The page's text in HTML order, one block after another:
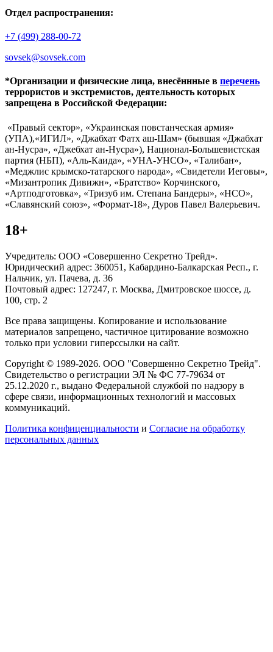
Отдел распространения:
+7 (499) 288-00-72
sovsek@sovsek.com
*Организации и физические лица, внесённные в перечень
террористов и экстремистов, деятельность которых
запрещена в Российской Федерации:
«Правый сектор», «Украинская повстанческая армия»
(УПА),«ИГИЛ», «Джабхат Фатх аш-Шам» (бывшая «Джабхат
ан-Нусра», «Джебхат ан-Нусра»), Национал-Большевистская
партия (НБП), «Аль-Каида», «УНА-УНСО», «Талибан»,
«Меджлис крымско-татарского народа», «Свидетели Иеговы»,
«Мизантропик Дивижн», «Братство» Корчинского,
«Артподготовка», «Тризуб им. Степана Бандеры», «НСО»,
«Славянский союз», «Формат-18», Дуров Павел Валерьевич.
18+
Учредитель: ООО «Совершенно Секретно Трейд».
Юридический адрес: 360051, Кабардино-Балкарская Респ., г.
Нальчик, ул. Пачева, д. 36
Почтовый адрес: 127247, г. Москва, Дмитровское шоссе, д.
100, стр. 2
Все права защищены. Копирование и использование
материалов запрещено, частичное цитирование возможно
только при условии гиперссылки на сайт.
Copyright © 1989-2026. ООО "Совершенно Секретно Трейд".
Свидетельство о регистрации ЭЛ № ФС 77-79634 от
25.12.2020 г., выдано Федеральной службой по надзору в
сфере связи, информационных технологий и массовых
коммуникаций.
Политика конфиценциальности и Согласие на обработку
персональных данных